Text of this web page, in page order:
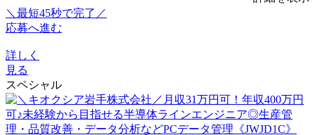
＼最短45秒で完了／
応募へ進む
詳しく
見る
スペシャル